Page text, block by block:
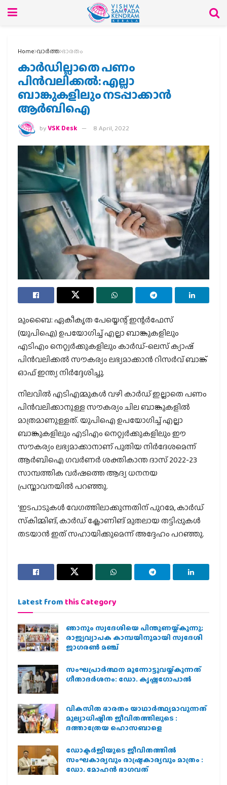
Home വാര്‍ത്ത ഭാരതം
കാര്‍ഡില്ലാതെ പണം
പിന്‍വലിക്കല്‍: എല്ലാ
ബാങ്കുകളിലും നടപ്പാക്കാന്‍
ആര്‍ബിഐ
byVSK Desk 8 April, 2022
മുംബൈ: ഏകീകൃത പേയ്മെന്റ് ഇന്റര്‍ഫേസ്
(യുപിഐ) ഉപയോഗിച്ച് എല്ലാ ബാങ്കുകളിലും
എടിഎം നെറ്റ്വര്‍ക്കുകളിലും കാര്‍ഡ്-ലെസ് ക്യാഷ്
പിന്‍വലിക്കല്‍ സൗകര്യം ലഭ്യമാക്കാന്‍ റിസര്‍വ് ബാങ്ക്
ഓഫ് ഇന്ത്യ നിര്‍ദ്ദേശിച്ചു.
നിലവില്‍ എടിഎമ്മുകള്‍ വഴി കാര്‍ഡ് ഇല്ലാതെ പണം
പിന്‍വലിക്കാനുള്ള സൗകര്യം ചില ബാങ്കുകളില്‍
മാത്രമാണുള്ളത്. യുപിഐ ഉപയോഗിച്ച് എല്ലാ
ബാങ്കുകളിലും എടിഎം നെറ്റ്വര്‍ക്കുകളിലും ഈ
സൗകര്യം ലഭ്യമാക്കാനാണ് പുതിയ നിര്‍ദേശമെന്ന്
ആര്‍ബിഐ ഗവര്‍ണര്‍ ശക്തികാന്ത ദാസ് 2022-23
സാമ്പത്തിക വര്‍ഷത്തെ ആദ്യ ധനനയ
പ്രസ്താവനയില്‍ പറഞ്ഞു.
‘ഇടപാടുകള്‍ വേഗത്തിലാക്കുന്നതിന് പുറമേ, കാര്‍ഡ്
സ്‌കിമ്മിങ്, കാര്‍ഡ് ക്ലോണിങ് മുതലായ തട്ടിപ്പുകള്‍
തടയാന്‍ ഇത് സഹായിക്കുമെന്ന് അദ്ദേഹം പറഞ്ഞു.
Latest from this Category
ഞാനും സ്വദേശിയെ പിന്തുണയ്ക്കുന്നു;
രാജ്യവ്യാപക കാമ്പയിനുമായി സ്വദേശി
ജാഗരണ്‍ മഞ്ച്
സംഘപ്രാര്‍ത്ഥന മുന്നോട്ടുവയ്ക്കുന്നത്
ഗീതാദര്‍ശനം: ഡോ. കൃഷ്ണഗോപാല്‍
വികസിത ഭാരതം യാഥാർത്ഥ്യമാവുന്നത്
മൂല്യാധിഷ്ഠിത ജീവിതത്തിലൂടെ :
ദത്താത്രേയ ഹൊസബാളെ
ഡോക്ടർജിയുടെ ജീവിതത്തിൽ
സംഘകാര്യവും രാഷ്ട്രകാര്യവും മാത്രം :
ഡോ. മോഹൻ ഭാഗവത്